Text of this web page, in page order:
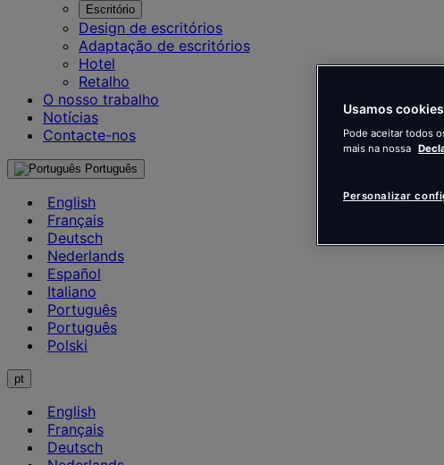
Escritório
Design de escritórios
Adaptação de escritórios
Hotel
Retalho
O nosso trabalho
Notícias
Contacte-nos
Português
English
Français
Deutsch
Nederlands
Español
Italiano
Português
Português
Polski
pt
English
Français
Deutsch
Usamos
Pode aceitar todos
mais na nossa
Personalizar